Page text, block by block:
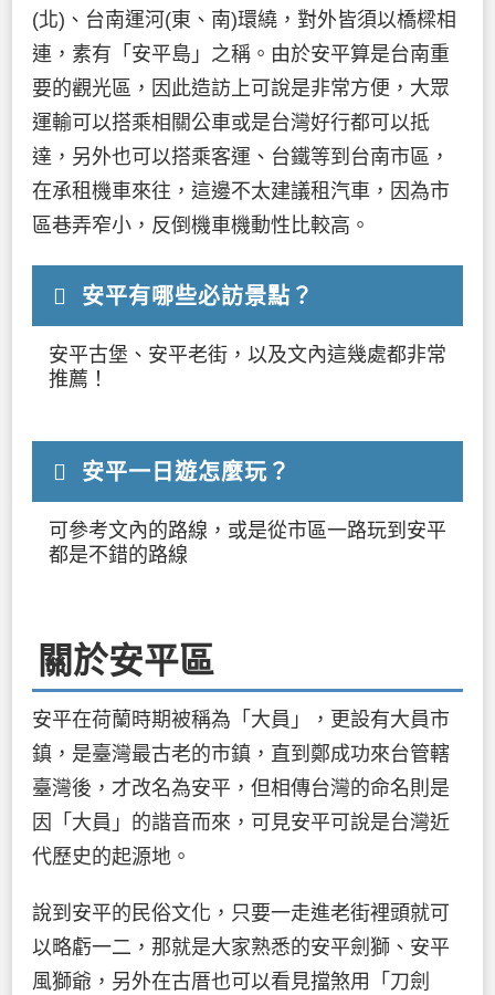
(北)、台南運河(東、南)環繞，對外皆須以橋樑相
連，素有「安平島」之稱。由於安平算是台南重
要的觀光區，因此造訪上可說是非常方便，大眾
運輸可以搭乘相關公車或是台灣好行都可以抵
達，另外也可以搭乘客運、台鐵等到台南市區，
在承租機車來往，這邊不太建議租汽車，因為市
區巷弄窄小，反倒機車機動性比較高。
安平有哪些必訪景點？
安平古堡、安平老街，以及文內這幾處都非常
推薦！
安平一日遊怎麼玩？
可參考文內的路線，或是從市區一路玩到安平
都是不錯的路線
關於安平區
安平在荷蘭時期被稱為「大員」，更設有大員市
鎮，是臺灣最古老的市鎮，直到鄭成功來台管轄
臺灣後，才改名為安平，但相傳台灣的命名則是
因「大員」的諧音而來，可見安平可說是台灣近
代歷史的起源地。
說到安平的民俗文化，只要一走進老街裡頭就可
以略虧一二，那就是大家熟悉的安平劍獅、安平
風獅爺，另外在古厝也可以看見擋煞用「刀劍